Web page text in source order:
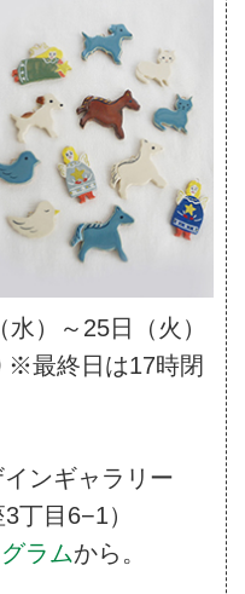
伺いました。“届ける
やかにしたい”という
差しは、井上さんの作
だやかに伝わってきま
）～25日（火）
※最終日は17時閉
ンギャラリー
丁目6−1）
ラムから。